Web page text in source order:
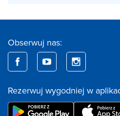
Obserwuj nas:
Rezerwuj wygodniej w